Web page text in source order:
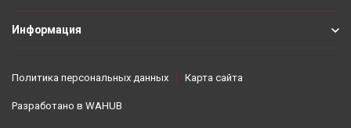
Информация
Политика персональных данных Карта сайта
Разработано в WAHUB